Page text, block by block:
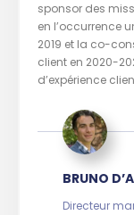
sponsor des
en l’occurrence
2019 et la co-
client en 2020-
d’expérience
BRUNO
Directeur